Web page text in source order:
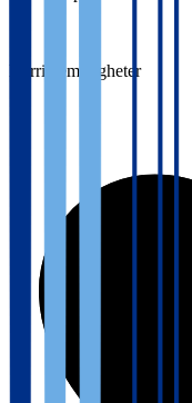
Karrieremuligheter